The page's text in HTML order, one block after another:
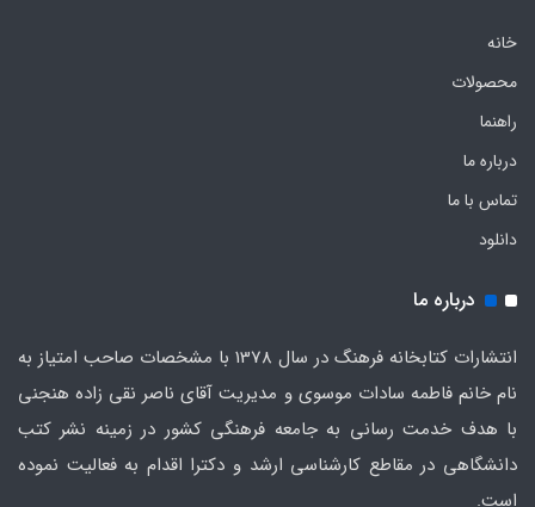
خانه
محصولات
راهنما
درباره ما
تماس با ما
دانلود
درباره ما
انتشارات کتابخانه فرهنگ در سال 1378 با مشخصات صاحب امتیاز به
نام خانم فاطمه سادات موسوی و مدیریت آقای ناصر نقی زاده هنجنی
با هدف خدمت رسانی به جامعه فرهنگی کشور در زمینه نشر کتب
دانشگاهی در مقاطع کارشناسی ارشد و دکترا اقدام به فعالیت نموده